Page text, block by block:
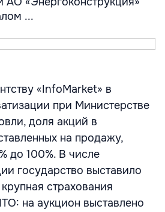
...
«InfoMarket» в
при Министерстве
доля акций в
на продажу,
до 100%. В числе
государство выставило
страхования
на аукцион выставлено